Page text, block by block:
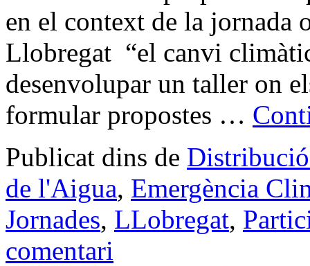
en el context de la jornada
Llobregat “el canvi
desenvolupar un taller on
formular propostes …
Publicat dins de
de l'Aigua, Emergència
Jornades, LLobregat,
comentari